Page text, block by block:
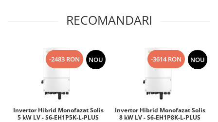
RECOMANDARI
-2483 RON NOU
Invertor Hibrid Monofazat Solis
5 kW LV - S6-EH1P5K-L-PLUS
-3614 RON NOU
Invertor Hibrid Monofazat Solis
8 kW LV - S6-EH1P8K-L-PLUS